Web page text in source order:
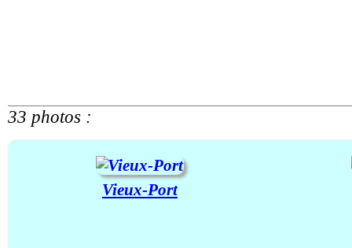
33 photos :
Vieux-Port